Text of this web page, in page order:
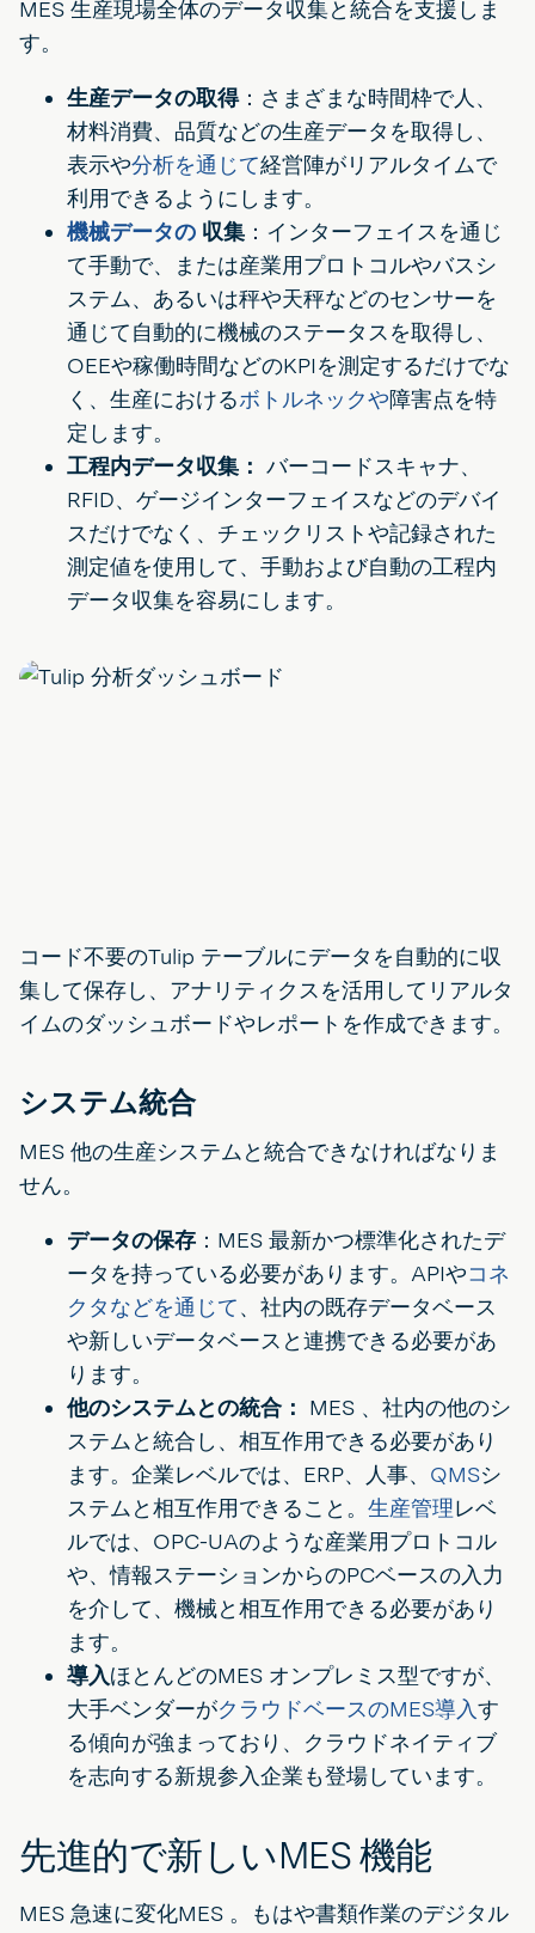
MES 生産現場全体のデータ収集と統合を支援しま
す。
生産データの取得：さまざまな時間枠で人、
材料消費、品質などの生産データを取得し、
表示や分析を通じて経営陣がリアルタイムで
利用できるようにします。
機械データの 収集 ：インターフェイスを通じ
て手動で、または産業用プロトコルやバスシ
ステム、あるいは秤や天秤などのセンサーを
通じて自動的に機械のステータスを取得し、
OEEや稼働時間などのKPIを測定するだけでな
く、生産におけるボトルネックや障害点を特
定します。
工程内データ収集： バーコードスキャナ、
RFID、ゲージインターフェイスなどのデバイ
スだけでなく、チェックリストや記録された
測定値を使用して、手動および自動の工程内
データ収集を容易にします。
コード不要のTulip テーブルにデータを自動的に収
集して保存し、アナリティクスを活用してリアルタ
イムのダッシュボードやレポートを作成できます。
システム統合
MES 他の生産システムと統合できなければなりま
せん。
データの保存 ：MES 最新かつ標準化されたデ
ータを持っている必要があります。APIやコネ
クタなどを通じて、社内の既存データベース
や新しいデータベースと連携できる必要があ
ります。
他のシステムとの統合：
MES 、社内の他のシ
ステムと統合し、相互作用できる必要があり
ます。企業レベルでは、ERP、人事、 QMSシ
ステムと相互作用できること。 生産管理レベ
ルでは、OPC-UAのような産業用プロトコル
や、情報ステーションからのPCベースの入力
を介して、機械と相互作用できる必要があり
ます。
導入ほとんどのMES オンプレミス型ですが、
大手ベンダーがクラウドベースのMES導入す
る傾向が強まっており、クラウドネイティブ
を志向する新規参入企業も登場しています。
先進的で新しいMES 機能
MES 急速に変化MES 。もはや書類作業のデジタル